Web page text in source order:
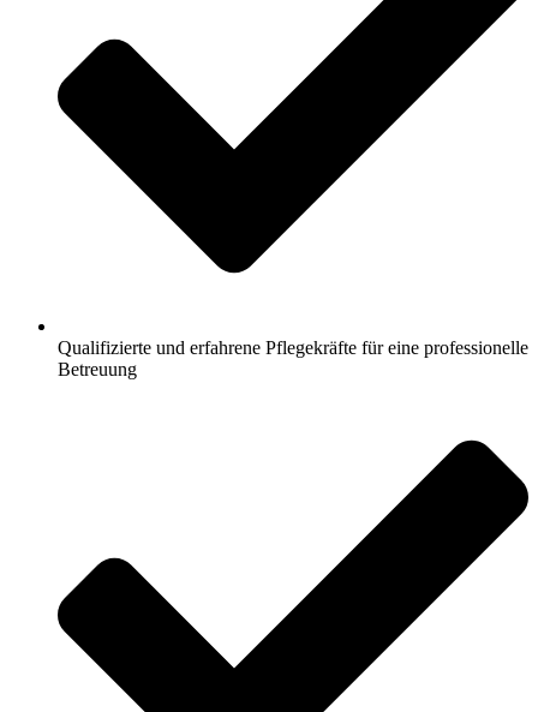
Qualifizierte und erfahrene Pflegekräfte für eine professionelle
Betreuung